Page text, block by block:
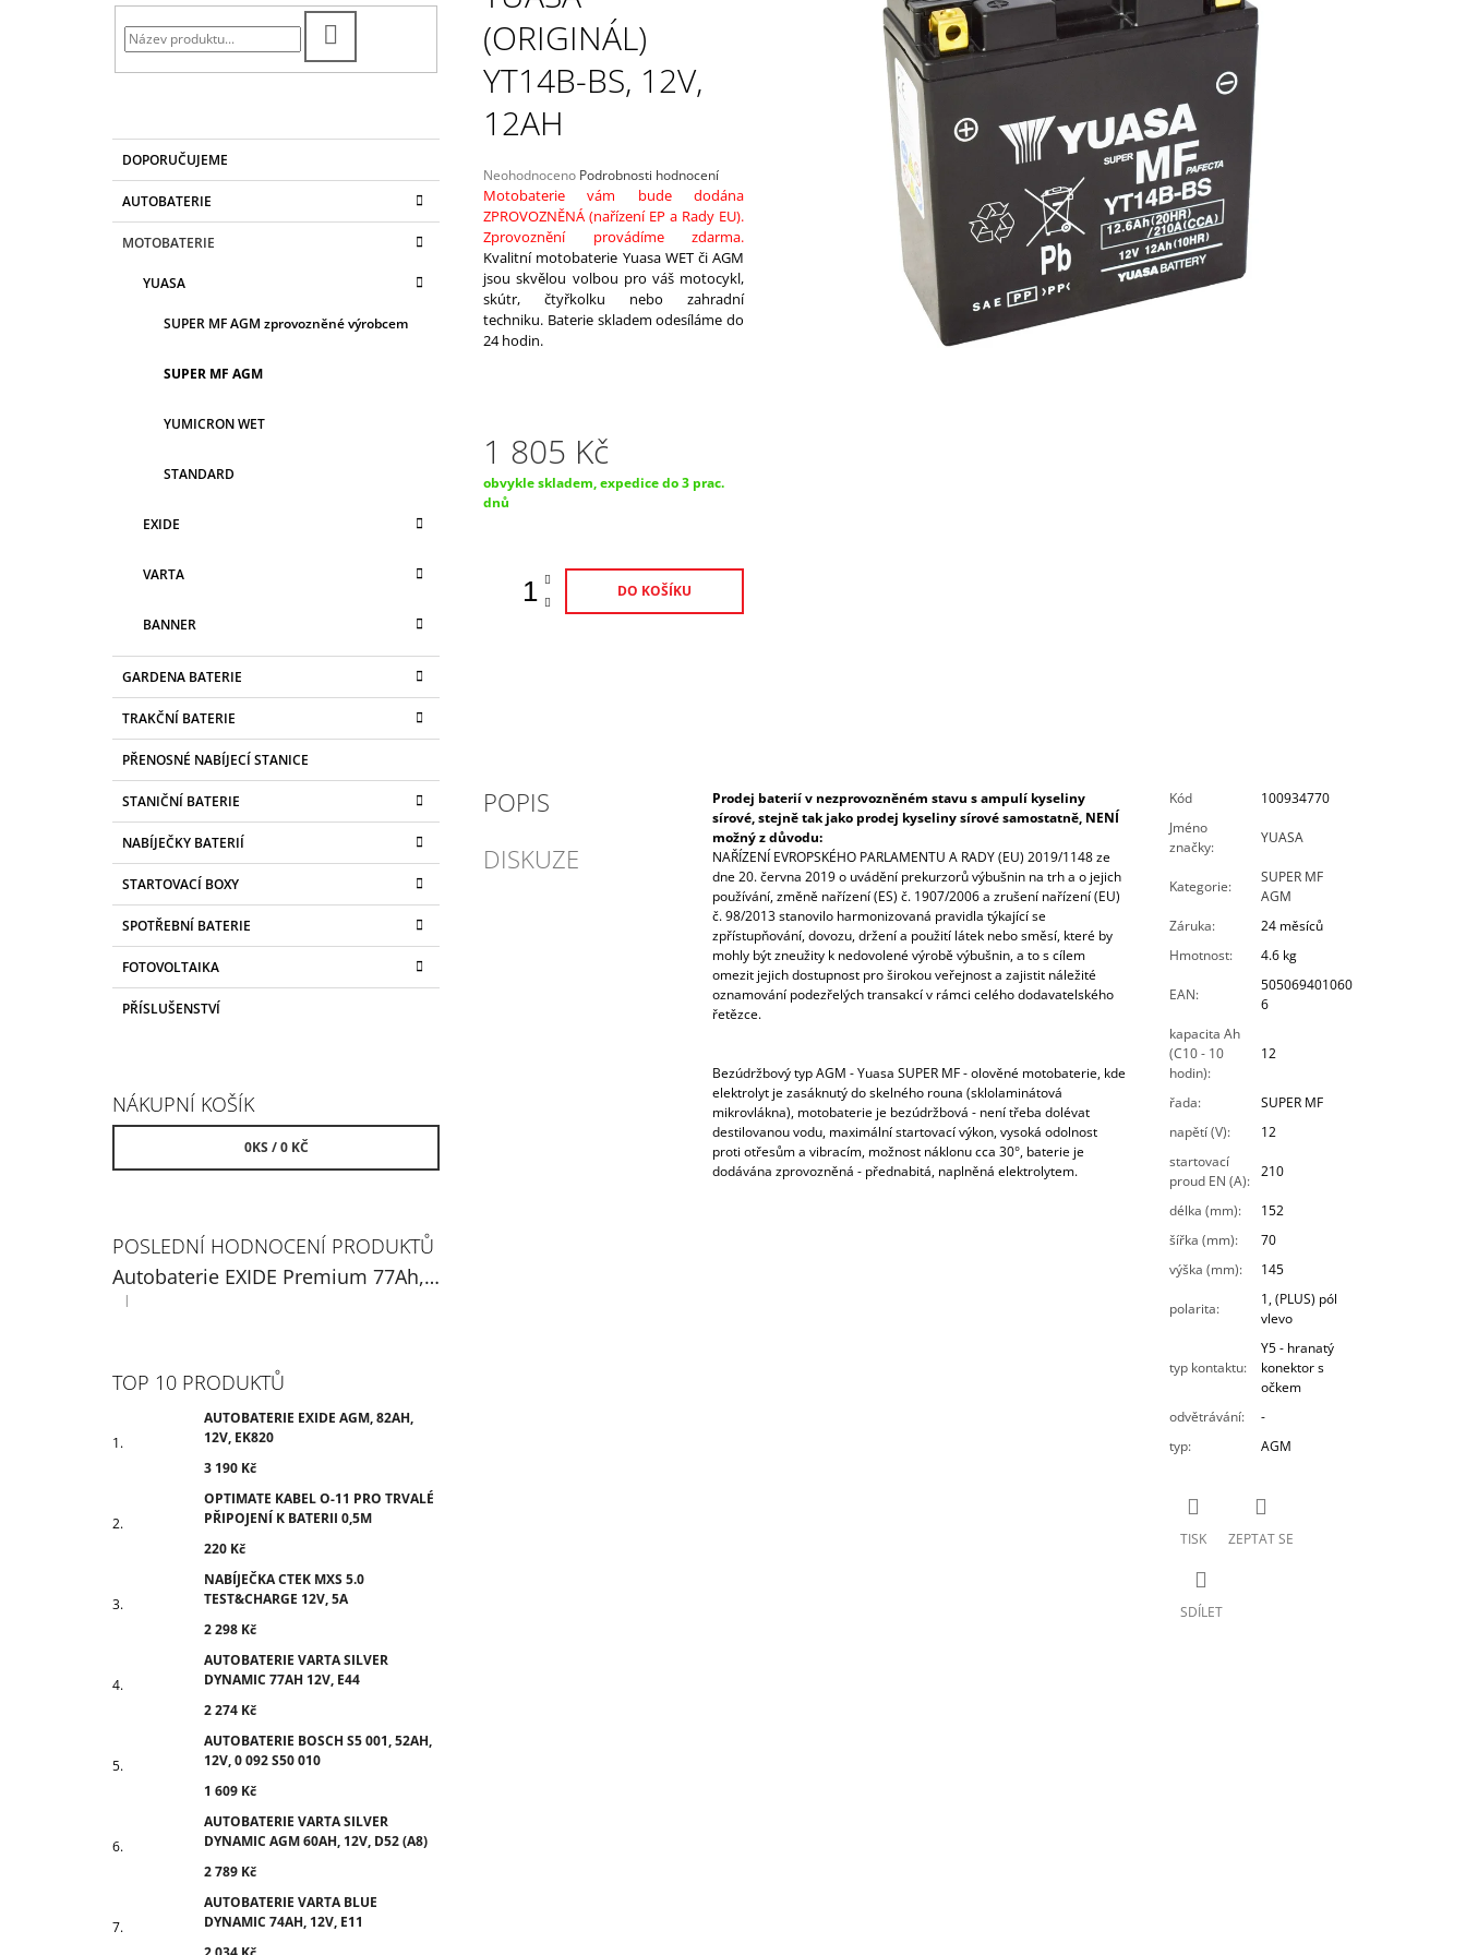
kategorie
K
T
G
O
DOPORUČUJEME
AUTOBATERIE
MOTOBATERIE
YUASA
SUPER MF AGM zprovozněné výrobcem
SUPER MF AGM
YUMICRON WET
STANDARD
EXIDE
VARTA
BANNER
GARDENA BATERIE
TRAKČNÍ BATERIE
PŘENOSNÉ NABÍJECÍ STANICE
STANIČNÍ BATERIE
NABÍJEČKY BATERIÍ
STARTOVACÍ BOXY
SPOTŘEBNÍ BATERIE
FOTOVOLTAIKA
PŘÍSLUŠENSTVÍ
NÁKUPNÍ KOŠÍK
0KS /0 KČ
POSLEDNÍ HODNOCENÍ PRODUKTŮ
Autobaterie EXIDE Premium 77Ah, 12V, EA770
Hodnocení produktu je 5 z 5 hvězdiček.
|
TOP 10 PRODUKTŮ
AUTOBATERIE EXIDE AGM, 82AH,
12V, EK820
3 190 Kč
OPTIMATE KABEL O-11 PRO TRVALÉ
PŘIPOJENÍ K BATERII 0,5M
220 Kč
NABÍJEČKA CTEK MXS 5.0
TEST&CHARGE 12V, 5A
2 298 Kč
AUTOBATERIE VARTA SILVER
DYNAMIC 77AH 12V, E44
2 274 Kč
AUTOBATERIE BOSCH S5 001, 52AH,
12V, 0 092 S50 010
1 609 Kč
AUTOBATERIE VARTA SILVER
DYNAMIC AGM 60AH, 12V, D52 (A8)
2 789 Kč
AUTOBATERIE VARTA BLUE
DYNAMIC 74AH, 12V, E11
(ORIGINÁL)
YT14B-BS, 12V,
12AH
Průměrné
hodnocení
produktu
je
0,0
z
5
hvězdiček.
Neohodnoceno Podrobnosti hodnocení
Motobaterie vám bude dodána
ZPROVOZNĚNÁ (nařízení EP a Rady EU).
Zprovoznění provádíme zdarma.
Kvalitní motobaterie Yuasa WET či AGM
jsou skvělou volbou pro váš motocykl,
skútr, čtyřkolku nebo zahradní
techniku. Baterie skladem odesíláme do
24 hodin.
1 805 Kč
Měrná
cena:
obvykle skladem, expedice do 3 prac.
dnů
DO KOŠÍKU
POPIS
DISKUZE
Prodej baterií v nezprovozněném stavu s ampulí kyseliny
sírové, stejně tak jako prodej kyseliny sírové samostatně, NENÍ
možný z důvodu:
NAŘÍZENÍ EVROPSKÉHO PARLAMENTU A RADY (EU) 2019/1148 ze
dne 20. června 2019 o uvádění prekurzorů výbušnin na trh a o jejich
používání, změně nařízení (ES) č. 1907/2006 a zrušení nařízení (EU)
č. 98/2013 stanovilo harmonizovaná pravidla týkající se
zpřístupňování, dovozu, držení a použití látek nebo směsí, které by
mohly být zneužity k nedovolené výrobě výbušnin, a to s cílem
omezit jejich dostupnost pro širokou veřejnost a zajistit náležité
oznamování podezřelých transakcí v rámci celého dodavatelského
řetězce.
Bezúdržbový typ AGM - Yuasa SUPER MF - olověné motobaterie, kde
elektrolyt je zasáknutý do skelného rouna (sklolaminátová
mikrovlákna), motobaterie je bezúdržbová - není třeba dolévat
destilovanou vodu, maximální startovací výkon, vysoká odolnost
proti otřesům a vibracím, možnost náklonu cca 30°, baterie je
dodávána zprovozněná - přednabitá, naplněná elektrolytem.
Kód
100934770
Jméno
značky:
YUASA
Kategorie:
SUPER MF
AGM
Záruka:
24 měsíců
Hmotnost: 4.6 kg
EAN:
505069401060
6
kapacita Ah
(C10 - 10
hodin):
12
řada:
SUPER MF
napětí (V):
12
startovací
proud EN (A):
210
délka (mm):
152
šířka (mm):
70
výška (mm): 145
polarita:
1, (PLUS) pól
vlevo
typ kontaktu:
Y5 - hranatý
konektor s
očkem
odvětrávání:
-
typ: AGM
TISK ZEPTAT SE
SDÍLET
3 190 Kč
220 Kč
2 298 Kč